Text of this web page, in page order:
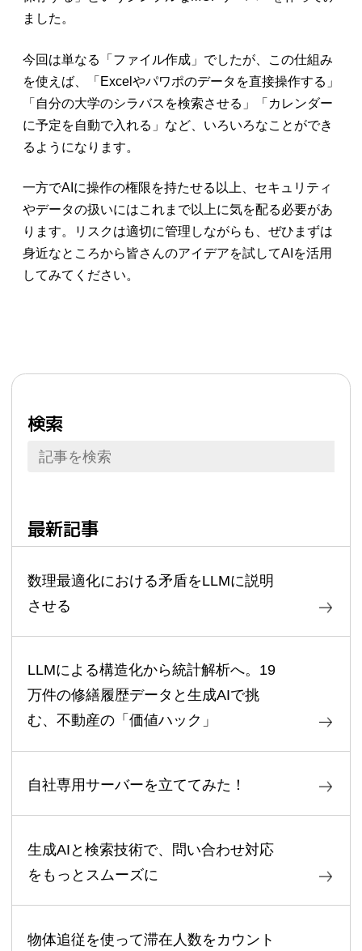
ました。
今回は単なる「ファイル作成」でしたが、この仕組み
を使えば、「Excelやパワポのデータを直接操作する」
「自分の大学のシラバスを検索させる」「カレンダー
に予定を自動で入れる」など、いろいろなことができ
るようになります。
一方でAIに操作の権限を持たせる以上、セキュリティ
やデータの扱いにはこれまで以上に気を配る必要があ
ります。リスクは適切に管理しながらも、ぜひまずは
身近なところから皆さんのアイデアを試してAIを活用
してみてください。
検索
最新記事
数理最適化における矛盾をLLMに説明
させる
LLMによる構造化から統計解析へ。19
万件の修繕履歴データと生成AIで挑
む、不動産の「価値ハック」
自社専用サーバーを立ててみた！
生成AIと検索技術で、問い合わせ対応
をもっとスムーズに
物体追従を使って滞在人数をカウント